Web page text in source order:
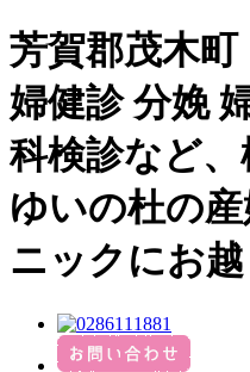
芳賀郡茂木
婦健診 分娩
科検診など
ゆいの杜の
ニックにお